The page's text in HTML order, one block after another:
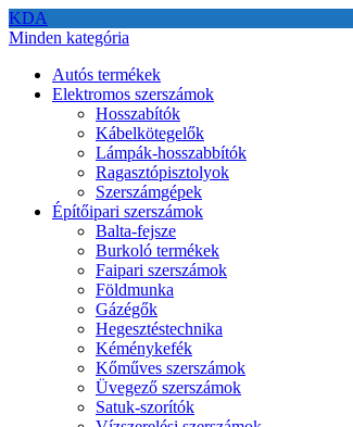
KDA
Minden kategória
Autós termékek
Elektromos szerszámok
Hosszabítók
Kábelkötegelők
Lámpák-hosszabbítók
Ragasztópisztolyok
Szerszámgépek
Építőipari szerszámok
Balta-fejsze
Burkoló termékek
Faipari szerszámok
Földmunka
Gázégők
Hegesztéstechnika
Kéménykefék
Kőműves szerszámok
Üvegező szerszámok
Satuk-szorítók